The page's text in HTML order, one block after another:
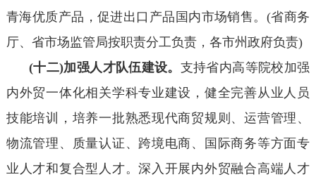
青海优质产品，促进出口产品国内市场销售。(省商务
厅、省市场监管局按职责分工负责，各市州政府负责)
(十二)加强人才队伍建设。 支持省内高等院校加强
内外贸一体化相关学科专业建设，健全完善从业人员
技能培训，培养一批熟悉现代商贸规则、运营管理、
物流管理、质量认证、跨境电商、国际商务等方面专
业人才和复合型人才。深入开展内外贸融合高端人才